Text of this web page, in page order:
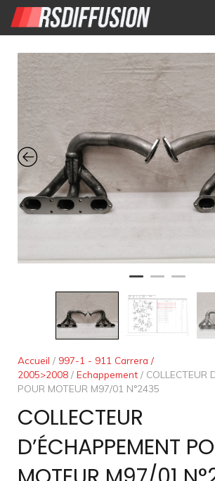
Accueil
Nouvelles annonces
Annonces prolongées
Atelier mécanique
Contact
Accueil / 997-1 - 911 Carrera /
2005>2008 / Echappement / COLLECTEUR
POUR MOTEUR M97/01 N°2435
COLLECTEUR
D’ÉCHAPPEMENT